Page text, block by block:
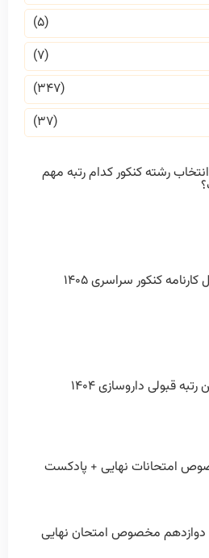
(۵)
(۷)
(۳۴۷)
(۳۷)
رشته کنکور کدام رتبه مهم
کارنامه کنکور سراسری ۱۴۰۵
قبولی داروسازی ۱۴۰۴
امتحانات نهایی + پادکست
دوازدهم مخصوص امتحان نهایی